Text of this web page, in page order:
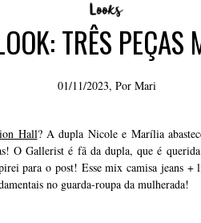
TRÊS PEÇAS
01/11/2023, Por Mari
Hall? A dupla Nicole e Marília
O Gallerist é fã da dupla, que é
para o post! Esse mix camisa jeans +
no guarda-roupa da mulherada!